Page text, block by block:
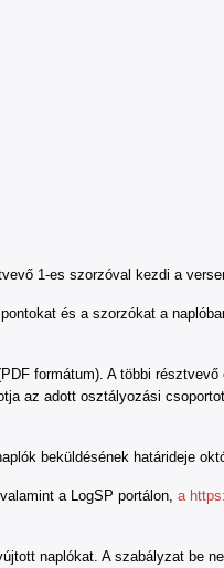
1-es szorzóval kezdi a
és a szorzókat a
formátum). A többi
az adott osztályozási
beküldésének határideje
a LogSP portálon, a
naplókat. A szabályzat be